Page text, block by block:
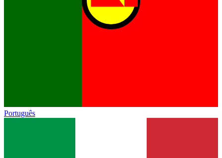
Português